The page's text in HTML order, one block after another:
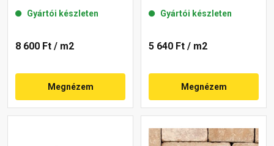
Gyártói készleten
8 600 Ft / m2
Megnézem
Gyártói készleten
5 640 Ft / m2
Megnézem